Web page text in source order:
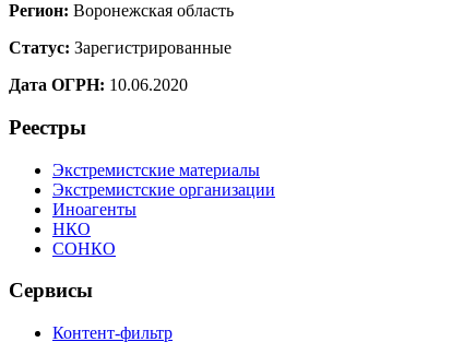
Регион: Воронежская область
Статус: Зарегистрированные
Дата ОГРН: 10.06.2020
Реестры
Экстремистские материалы
Экстремистские организации
Иноагенты
НКО
СОНКО
Сервисы
Контент-фильтр